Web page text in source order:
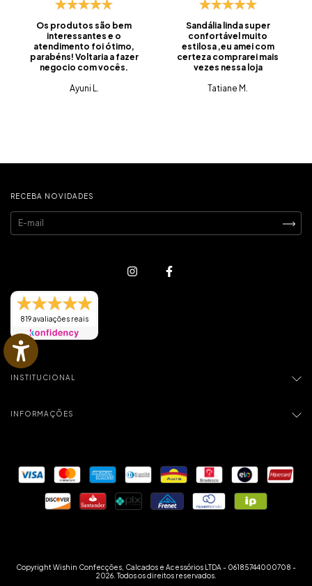
Os produtos são bem
interessantes e o
atendimento foi ótimo,
parabéns! Voltaria a fazer
negocio com vocês.
Ayuni L.
Sandália linda super
confortável muito
estilosa ,eu amei com
certeza comprarei mais
vezes nessa loja
Tatiane M.
RECEBA NOVIDADES
819 avaliações reais
INSTITUCIONAL
INFORMAÇÕES
Copyright Wishin Confecções, Calcados e Acessórios LTDA - 06185744000708 -
2026. Todos os direitos reservados.